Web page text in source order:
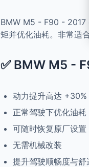
BMW M5 - F90 - 2017
矩并优化油耗。非常适
✅ BMW M5 -
动力提升高达
正常驾驶下优化油耗
可随时恢复原厂设置
无需机械改装
提升驾驶顺畅度与舒